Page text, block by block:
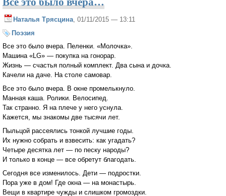
Наталья Трясцина , 01/11/2015 — 13:11
Поэзия
Все это было вчера. Пеленки. «Молочка».
Машина «LG» — покупка на гонорар.
Жизнь — счастья полный комплект. Два сына и дочка.
Качели на даче. На столе самовар.
Все это было вчера. В окне промелькнуло.
Манная каша. Ролики. Велосипед.
Так странно. Я на плече у него уснула.
Кажется, мы знакомы две тысячи лет.
Пыльцой рассеялись тонкой лучшие годы.
Их нужно собрать и взвесить: как угадать?
Четыре десятка лет — по песку народы?
И только в конце — все обретут благодать.
Сегодня все изменилось. Дети — подростки.
Пора уже в дом! Где окна — на монастырь.
Вещи в квартире чужды и слишком громоздки.